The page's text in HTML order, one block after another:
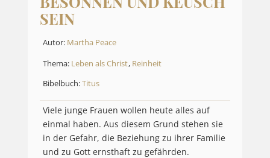
SEIN
Autor: Martha Peace
Thema: Leben als Christ, Reinheit
Bibelbuch:Titus
Viele junge Frauen wollen heute alles auf
einmal haben. Aus diesem Grund stehen sie
in der Gefahr, die Beziehung zu ihrer Familie
und zu Gott ernsthaft zu gefährden.